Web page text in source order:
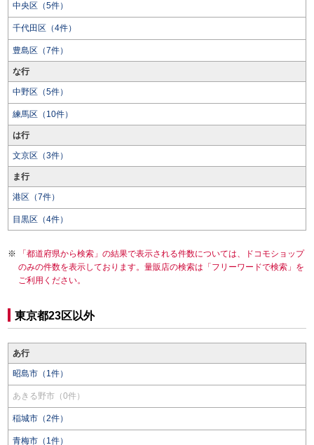
中央区（5件）
千代田区（4件）
豊島区（7件）
な行
中野区（5件）
練馬区（10件）
は行
文京区（3件）
ま行
港区（7件）
目黒区（4件）
「都道府県から検索」の結果で表示される件数については、ドコモショップ
のみの件数を表示しております。量販店の検索は「フリーワードで検索」を
ご利用ください。
東京都23区以外
あ行
昭島市（1件）
あきる野市（0件）
稲城市（2件）
青梅市（1件）